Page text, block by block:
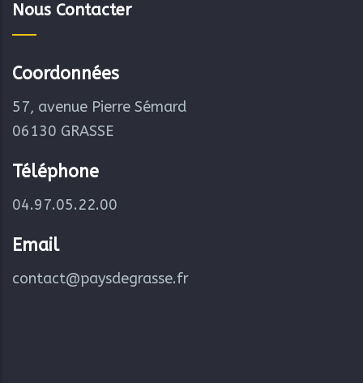
Nous Contacter
Coordonnées
57, avenue Pierre Sémard
06130 GRASSE
Téléphone
04.97.05.22.00
Email
contact@paysdegrasse.fr